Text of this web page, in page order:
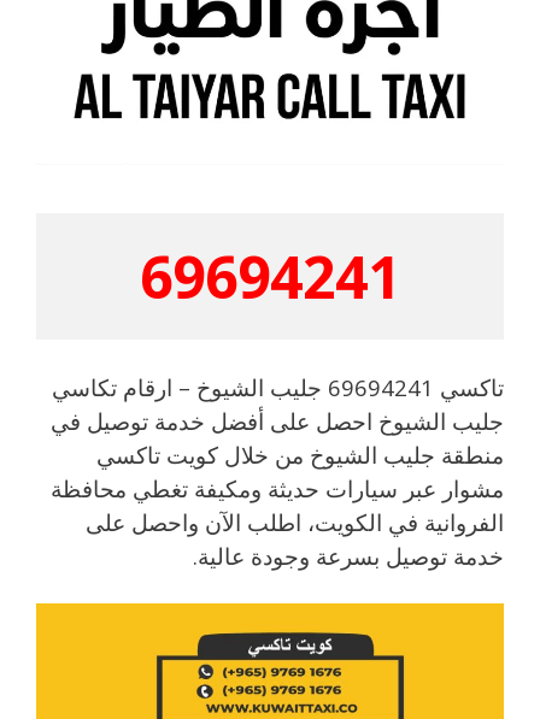
69694241
تاكسي 69694241 جليب الشيوخ – ارقام تكاسي
جليب الشيوخ احصل على أفضل خدمة توصيل في
منطقة جليب الشيوخ من خلال كويت تاكسي
مشوار عبر سيارات حديثة ومكيفة تغطي محافظة
الفروانية في الكويت، اطلب الآن واحصل على
خدمة توصيل بسرعة وجودة عالية.